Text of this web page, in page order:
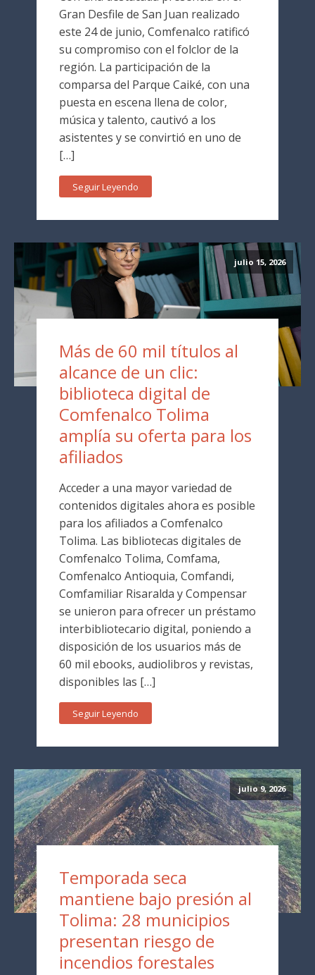
Gran Desfile de San Juan realizado
este 24 de junio, Comfenalco ratificó
su compromiso con el folclor de la
región. La participación de la
comparsa del Parque Caiké, con una
puesta en escena llena de color,
música y talento, cautivó a los
asistentes y se convirtió en uno de
[…]
Seguir Leyendo
julio 15, 2026
Más de 60 mil títulos al
alcance de un clic:
biblioteca digital de
Comfenalco Tolima
amplía su oferta para los
afiliados
Acceder a una mayor variedad de
contenidos digitales ahora es posible
para los afiliados a Comfenalco
Tolima. Las bibliotecas digitales de
Comfenalco Tolima, Comfama,
Comfenalco Antioquia, Comfandi,
Comfamiliar Risaralda y Compensar
se unieron para ofrecer un préstamo
interbibliotecario digital, poniendo a
disposición de los usuarios más de
60 mil ebooks, audiolibros y revistas,
disponibles las […]
Seguir Leyendo
julio 9, 2026
Temporada seca
mantiene bajo presión al
Tolima: 28 municipios
presentan riesgo de
incendios forestales